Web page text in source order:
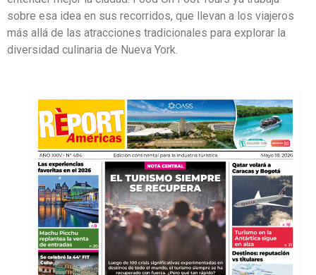
sobre esa idea en sus recorridos, que llevan a los viajeros
más allá de las atracciones tradicionales para explorar la
diversidad culinaria de Nueva York.